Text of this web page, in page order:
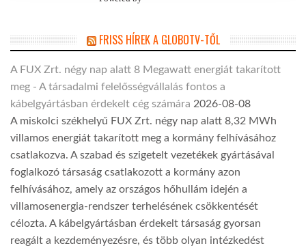
FRISS HÍREK A GLOBOTV-TŐL
A FUX Zrt. négy nap alatt 8 Megawatt energiát takarított
meg - A társadalmi felelősségvállalás fontos a
kábelgyártásban érdekelt cég számára 2026-08-08
A miskolci székhelyű FUX Zrt. négy nap alatt 8,32 MWh
villamos energiát takarított meg a kormány felhívásához
csatlakozva. A szabad és szigetelt vezetékek gyártásával
foglalkozó társaság csatlakozott a kormány azon
felhívásához, amely az országos hőhullám idején a
villamosenergia-rendszer terhelésének csökkentését
célozta. A kábelgyártásban érdekelt társaság gyorsan
reagált a kezdeményezésre, és több olyan intézkedést